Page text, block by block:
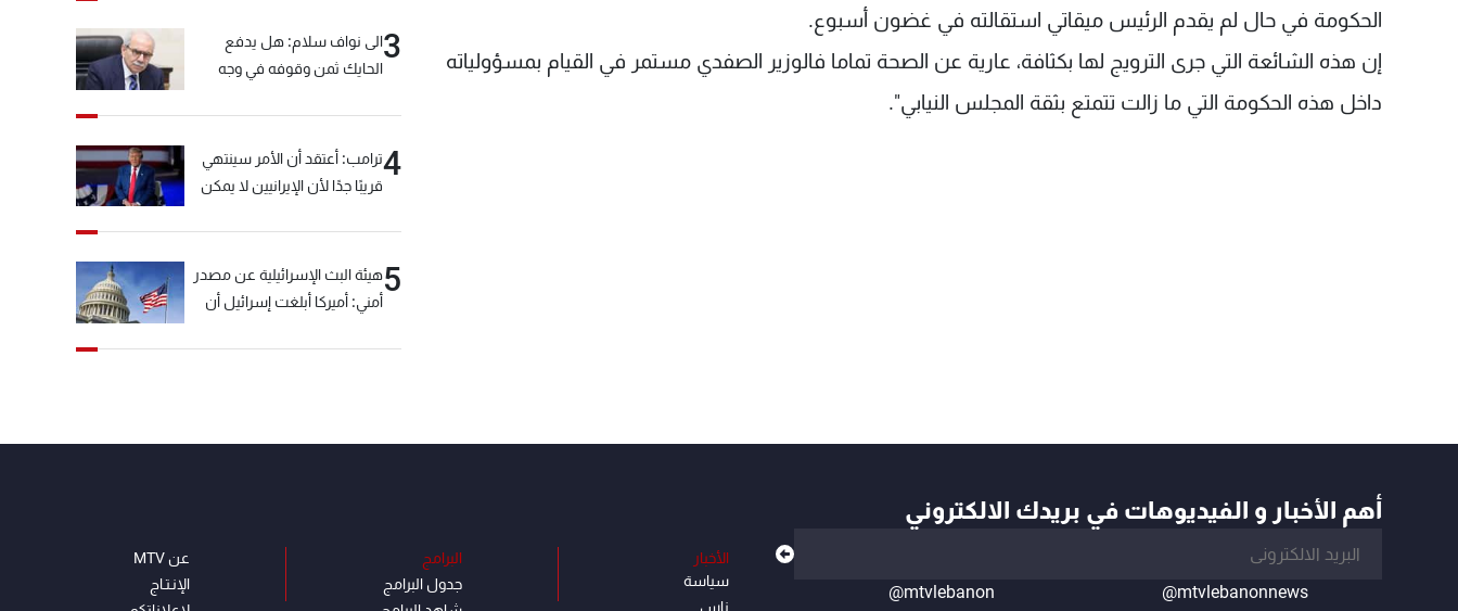
الحكومة في حال لم يقدم الرئيس ميقاتي استقالته في غضون أسبوع.
إن هذه الشائعة التي جرى الترويج لها بكثافة، عارية عن الصحة تماما فالوزير الصفدي مستمر في القيام بمسؤولياته
داخل هذه الحكومة التي ما زالت تتمتع بثقة المجلس النيابي".
3الى نواف سلام: هل يدفع
الحايك ثمن وقوفه في وجه
4ترامب: أعتقد أن الأمر سينتهي
قريبًا جدًا لأن الإيرانيين لا يمكن
5هيئة البث الإسرائيلية عن مصدر
أمني: أميركا أبلغت إسرائيل أن
أهم الأخبار و الفيديوهات في بريدك الالكتروني
@mtvlebanonnews
@mtvlebanon
الأخبار
سياسة
ناس
البرامج
جدول البرامج
عن MTV
الإنـتـاج